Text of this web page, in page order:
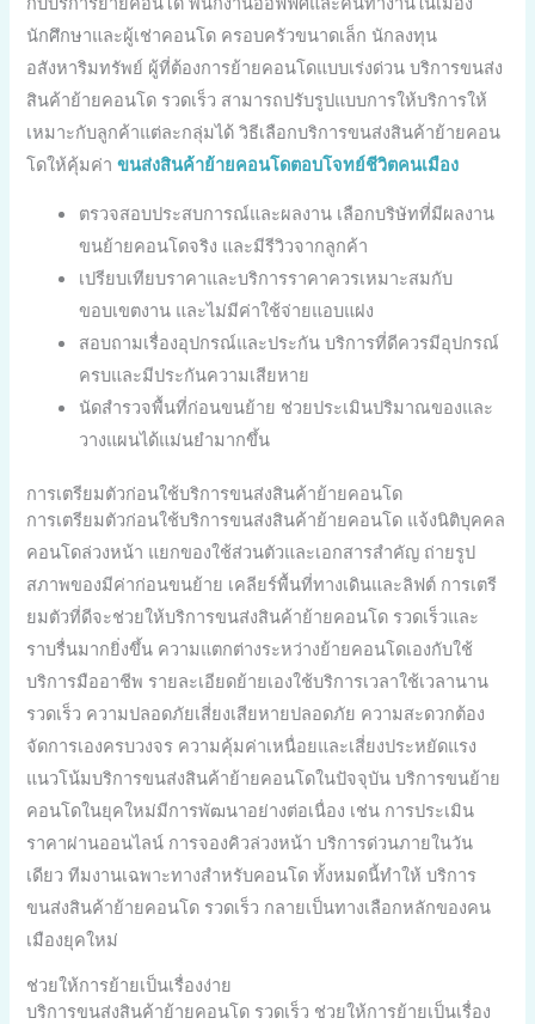
นักศึกษาและผู้เช่าคอนโด ครอบครัวขนาดเล็ก นักลงทุน
อสังหาริมทรัพย์ ผู้ที่ต้องการย้ายคอนโดแบบเร่งด่วน บริการขนส่ง
สินค้าย้ายคอนโด รวดเร็ว สามารถปรับรูปแบบการให้บริการให้
เหมาะกับลูกค้าแต่ละกลุ่มได้ วิธีเลือกบริการขนส่งสินค้าย้ายคอน
โดให้คุ้มค่าขนส่งสินค้าย้ายคอนโดตอบโจทย์ชีวิตคนเมือง
ตรวจสอบประสบการณ์และผลงาน เลือกบริษัทที่มีผลงาน
ขนย้ายคอนโดจริง และมีรีวิวจากลูกค้า
เปรียบเทียบราคาและบริการราคาควรเหมาะสมกับ
ขอบเขตงาน และไม่มีค่าใช้จ่ายแอบแฝง
สอบถามเรื่องอุปกรณ์และประกัน บริการที่ดีควรมีอุปกรณ์
ครบและมีประกันความเสียหาย
นัดสำรวจพื้นที่ก่อนขนย้าย ช่วยประเมินปริมาณของและ
วางแผนได้แม่นยำมากขึ้น
การเตรียมตัวก่อนใช้บริการขนส่งสินค้าย้ายคอนโด
การเตรียมตัวก่อนใช้บริการขนส่งสินค้าย้ายคอนโด แจ้งนิติบุคคล
คอนโดล่วงหน้า แยกของใช้ส่วนตัวและเอกสารสำคัญ ถ่ายรูป
สภาพของมีค่าก่อนขนย้าย เคลียร์พื้นที่ทางเดินและลิฟต์ การเตรี
ยมตัวที่ดีจะช่วยให้บริการขนส่งสินค้าย้ายคอนโด รวดเร็วและ
ราบรื่นมากยิ่งขึ้น ความแตกต่างระหว่างย้ายคอนโดเองกับใช้
บริการมืออาชีพ รายละเอียดย้ายเองใช้บริการเวลาใช้เวลานาน
รวดเร็ว ความปลอดภัยเสี่ยงเสียหายปลอดภัย ความสะดวกต้อง
จัดการเองครบวงจร ความคุ้มค่าเหนื่อยและเสี่ยงประหยัดแรง
แนวโน้มบริการขนส่งสินค้าย้ายคอนโดในปัจจุบัน บริการขนย้าย
คอนโดในยุคใหม่มีการพัฒนาอย่างต่อเนื่อง เช่น การประเมิน
ราคาผ่านออนไลน์ การจองคิวล่วงหน้า บริการด่วนภายในวัน
เดียว ทีมงานเฉพาะทางสำหรับคอนโด ทั้งหมดนี้ทำให้ บริการ
ขนส่งสินค้าย้ายคอนโด รวดเร็ว กลายเป็นทางเลือกหลักของคน
เมืองยุคใหม่
ช่วยให้การย้ายเป็นเรื่องง่าย
บริการขนส่งสินค้าย้ายคอนโด รวดเร็ว ช่วยให้การย้ายเป็นเรื่อง